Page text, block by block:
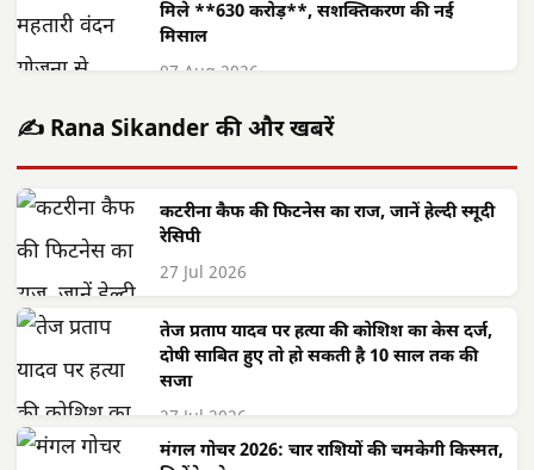
मिले **630 करोड़**, सशक्तिकरण की नई
मिसाल
07 Aug 2026
✍️ Rana Sikander की और खबरें
कटरीना कैफ की फिटनेस का राज, जानें हेल्दी स्मूदी
रेसिपी
27 Jul 2026
तेज प्रताप यादव पर हत्या की कोशिश का केस दर्ज,
दोषी साबित हुए तो हो सकती है 10 साल तक की
सजा
27 Jul 2026
मंगल गोचर 2026: चार राशियों की चमकेगी किस्मत,